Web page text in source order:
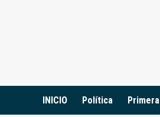
INICIO Política